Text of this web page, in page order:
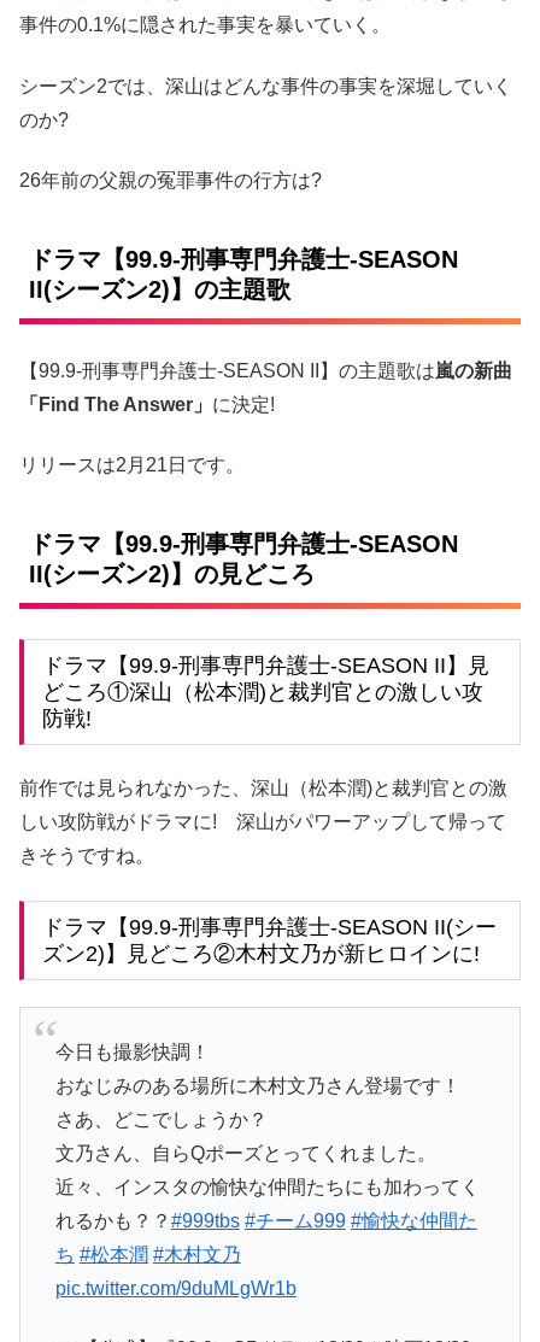
事件の0.1%に隠された事実を暴いていく。
シーズン2では、深山はどんな事件の事実を深堀していく
のか?
26年前の父親の冤罪事件の行方は?
ドラマ【99.9-刑事専門弁護士-SEASON
II(シーズン2)】の主題歌
【99.9-刑事専門弁護士-SEASON II】の主題歌は嵐の新曲
「Find The Answer」 に決定!
リリースは2月21日です。
ドラマ【99.9-刑事専門弁護士-SEASON
II(シーズン2)】の見どころ
ドラマ【99.9-刑事専門弁護士-SEASON II】見
どころ①深山（松本潤)と裁判官との激しい攻
防戦!
前作では見られなかった、深山（松本潤)と裁判官との激
しい攻防戦がドラマに! 深山がパワーアップして帰って
きそうですね。
ドラマ【99.9-刑事専門弁護士-SEASON II(シー
ズン2)】見どころ②木村文乃が新ヒロインに!
今日も撮影快調！
おなじみのある場所に木村文乃さん登場です！
さあ、どこでしょうか？
文乃さん、自らQポーズとってくれました。
近々、インスタの愉快な仲間たちにも加わってく
れるかも？？ #999tbs #チーム999 #愉快な仲間た
ち #松本潤 #木村文乃
pic.twitter.com/9duMLgWr1b